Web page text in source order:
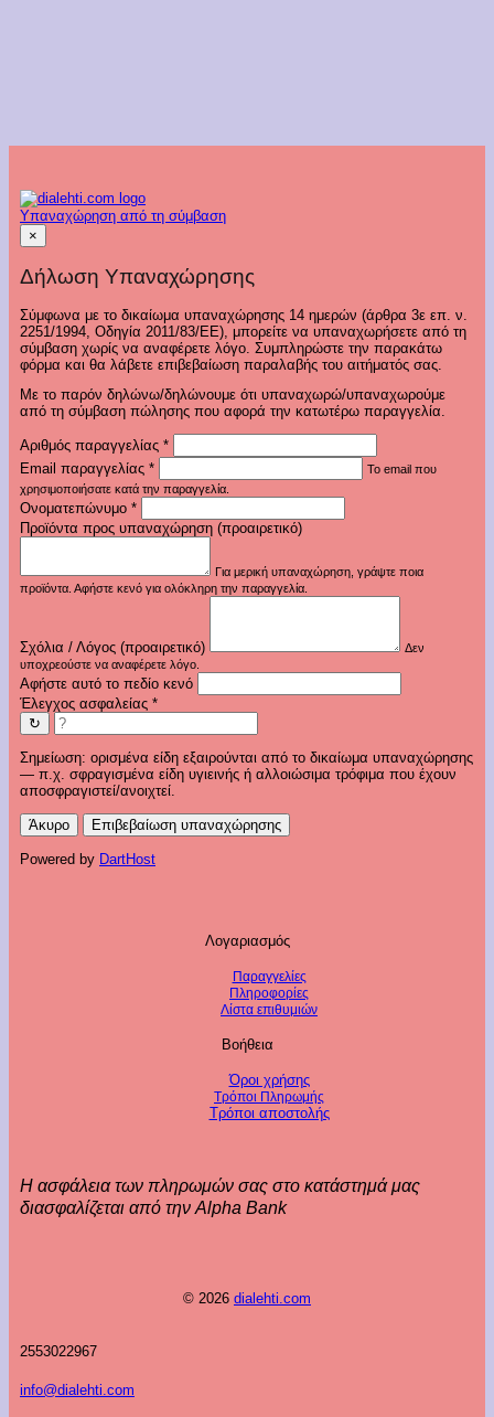
Υπαναχώρηση από τη σύμβαση
×
Δήλωση Υπαναχώρησης
Σύμφωνα με το δικαίωμα υπαναχώρησης 14 ημερών (άρθρα 3ε επ. ν.
2251/1994, Οδηγία 2011/83/ΕΕ), μπορείτε να υπαναχωρήσετε από τη
σύμβαση χωρίς να αναφέρετε λόγο. Συμπληρώστε την παρακάτω
φόρμα και θα λάβετε επιβεβαίωση παραλαβής του αιτήματός σας.
Με το παρόν δηλώνω/δηλώνουμε ότι υπαναχωρώ/υπαναχωρούμε
από τη σύμβαση πώλησης που αφορά την κατωτέρω παραγγελία.
Αριθμός παραγγελίας *
Email παραγγελίας *
Το email που
χρησιμοποιήσατε κατά την παραγγελία.
Ονοματεπώνυμο *
Προϊόντα προς υπαναχώρηση (προαιρετικό)
Για μερική υπαναχώρηση, γράψτε ποια
προϊόντα. Αφήστε κενό για ολόκληρη την παραγγελία.
Σχόλια / Λόγος (προαιρετικό)
Δεν
υποχρεούστε να αναφέρετε λόγο.
Αφήστε αυτό το πεδίο κενό
Έλεγχος ασφαλείας *
↻
Σημείωση: ορισμένα είδη εξαιρούνται από το δικαίωμα υπαναχώρησης
— π.χ. σφραγισμένα είδη υγιεινής ή αλλοιώσιμα τρόφιμα που έχουν
αποσφραγιστεί/ανοιχτεί.
Άκυρο Επιβεβαίωση υπαναχώρησης
Powered by DartHost
Λογαριασμός
Παραγγελίες
Πληροφορίες
Λίστα επιθυμιών
Βοήθεια
Όροι χρήσης
Τρόποι Πληρωμής
Τρόποι αποστολής
Η ασφάλεια των πληρωμών σας στο κατάστημά μας
διασφαλίζεται από την Alpha Bank
© 2026 dialehti.com
2553022967
info@dialehti.com